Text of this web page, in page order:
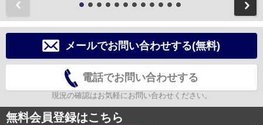
メールでお問い合わせする(無料)
電話でお問い合わせする
現況の確認はお気軽にお問い合わせください。
無料会員登録はこちら